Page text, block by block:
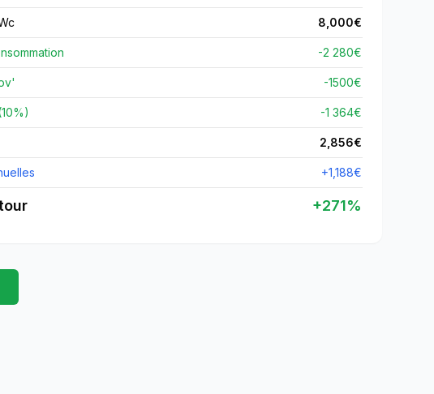
8,000€
-2 280€
-1500€
-1 364€
2,856€
+1,188€
+271%